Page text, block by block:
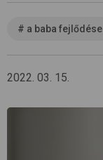
# a baba fejlődése
2022. 03. 15.